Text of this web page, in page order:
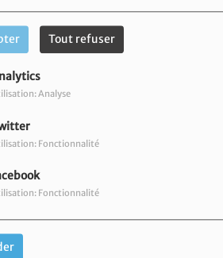
Tout refuser
Analyse
Fonctionnalité
Fonctionnalité
vous avez
Il semble que la page que vous